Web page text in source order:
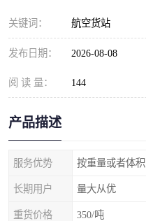
关键词： 航空货站
发布日期： 2026-08-08
阅 读 量： 144
产品描述
服务优势 按重量或者体积
长期用户 量大从优
重货价格 350/吨